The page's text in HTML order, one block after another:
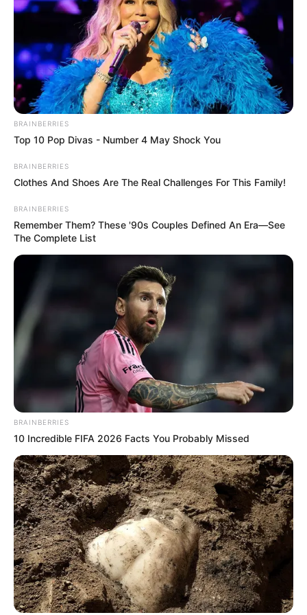
BRAINBERRIES
Top 10 Pop Divas - Number 4 May Shock You
BRAINBERRIES
Clothes And Shoes Are The Real Challenges For This Family!
BRAINBERRIES
Remember Them? These '90s Couples Defined An Era—See
The Complete List
BRAINBERRIES
10 Incredible FIFA 2026 Facts You Probably Missed